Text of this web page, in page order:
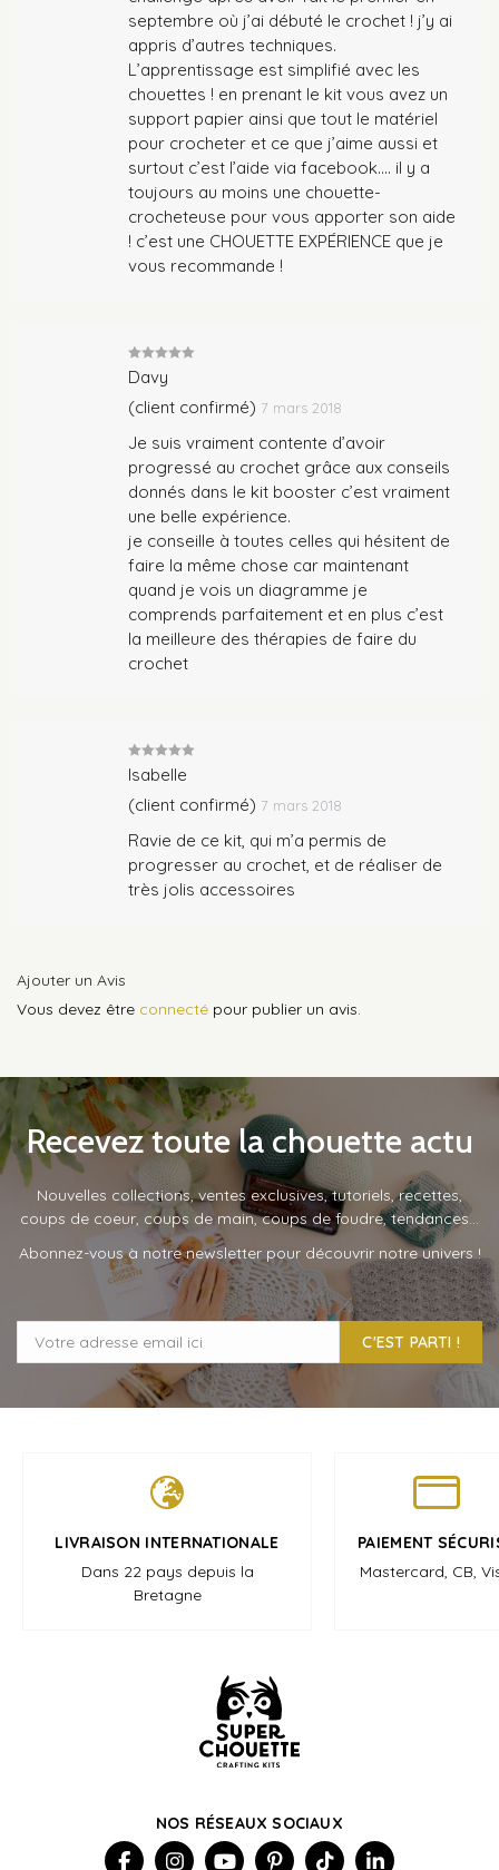
septembre où j’ai débuté le crochet ! j’y ai
appris d’autres techniques.
L’apprentissage est simplifié avec les
chouettes ! en prenant le kit vous avez un
support papier ainsi que tout le matériel
pour crocheter et ce que j’aime aussi et
surtout c’est l’aide via facebook…. il y a
toujours au moins une chouette-
crocheteuse pour vous apporter son aide
! c’est une CHOUETTE EXPÉRIENCE que je
vous recommande !
Note
5
Davy
(client confirmé) 7 mars 2018
Je suis vraiment contente d’avoir
progressé au crochet grâce aux conseils
donnés dans le kit booster c’est vraiment
une belle expérience.
je conseille à toutes celles qui hésitent de
faire la même chose car maintenant
quand je vois un diagramme je
comprends parfaitement et en plus c’est
la meilleure des thérapies de faire du
crochet
Note
sur
5
Isabelle
(client confirmé) 7 mars 2018
Ravie de ce kit, qui m’a permis de
progresser au crochet, et de réaliser de
très jolis accessoires
Ajouter un Avis
Vous devez être connecté pour publier un avis.
Recevez toute la chouette actu
Nouvelles collections, ventes exclusives, tutoriels, recettes,
coups de coeur, coups de main, coups de foudre, tendances…
Abonnez-vous à notre newsletter pour découvrir notre univers !
C'EST PARTI !
LIVRAISON INTERNATIONALE
Dans 22 pays depuis la
Bretagne
PAIEMENT
Mastercard, CB,
NOS RÉSEAUX SOCIAUX